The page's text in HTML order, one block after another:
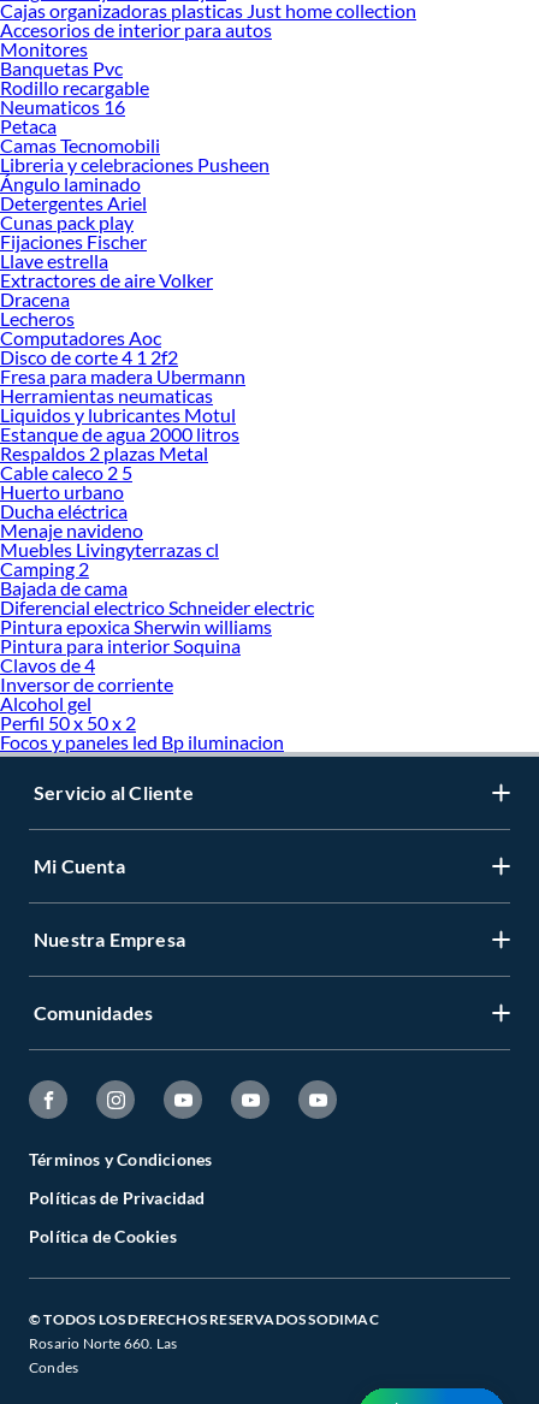
Cajas organizadoras plasticas Just home collection
Accesorios de interior para autos
Monitores
Banquetas Pvc
Rodillo recargable
Neumaticos 16
Petaca
Camas Tecnomobili
Libreria y celebraciones Pusheen
Ángulo laminado
Detergentes Ariel
Cunas pack play
Fijaciones Fischer
Llave estrella
Extractores de aire Volker
Dracena
Lecheros
Computadores Aoc
Disco de corte 4 1 2f2
Fresa para madera Ubermann
Herramientas neumaticas
Liquidos y lubricantes Motul
Estanque de agua 2000 litros
Respaldos 2 plazas Metal
Cable caleco 2 5
Huerto urbano
Ducha eléctrica
Menaje navideno
Muebles Livingyterrazas cl
Camping 2
Bajada de cama
Diferencial electrico Schneider electric
Pintura epoxica Sherwin williams
Pintura para interior Soquina
Clavos de 4
Inversor de corriente
Alcohol gel
Perfil 50 x 50 x 2
Focos y paneles led Bp iluminacion
Servicio al Cliente
Mi Cuenta
Nuestra Empresa
Comunidades
Términos y Condiciones
Políticas de Privacidad
Política de Cookies
© TODOS LOS DERECHOS RESERVADOS SODIMAC
Rosario Norte 660. Las
Condes